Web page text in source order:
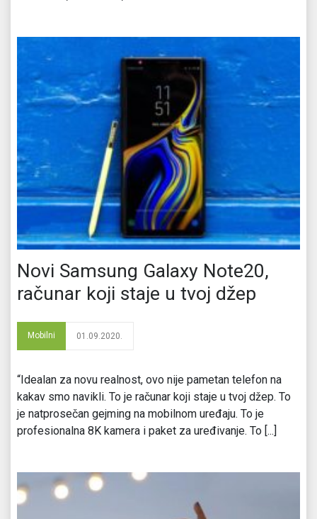
Novi Samsung Galaxy Note20,
računar koji staje u tvoj džep
Mobilni 01.09.2020.
“Idealan za novu realnost, ovo nije pametan telefon na
kakav smo navikli. To je računar koji staje u tvoj džep. To
je natprosečan gejming na mobilnom uređaju. To je
profesionalna 8K kamera i paket za uređivanje. To [...]